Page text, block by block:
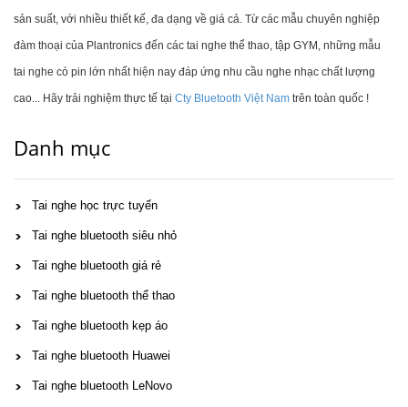
sản suất, với nhiều thiết kế, đa dạng về giá cả. Từ các mẫu chuyên nghiệp
đàm thoại của Plantronics đến các tai nghe thể thao, tập GYM, những mẫu
tai nghe có pin lớn nhất hiện nay đáp ứng nhu cầu nghe nhạc chất lượng
cao... Hãy trải nghiệm thực tế tại Cty Bluetooth Việt Nam trên toàn quốc !
Danh mục
Tai nghe học trực tuyến
Tai nghe bluetooth siêu nhỏ
Tai nghe bluetooth giá rẻ
Tai nghe bluetooth thể thao
Tai nghe bluetooth kẹp áo
Tai nghe bluetooth Huawei
Tai nghe bluetooth LeNovo